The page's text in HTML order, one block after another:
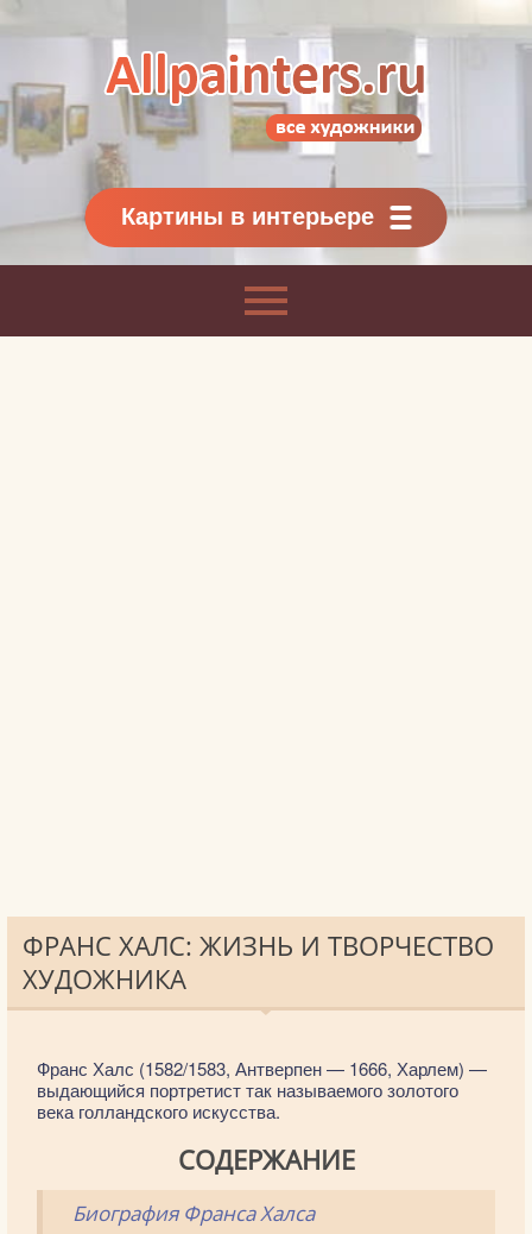
Картины классиков
и современников
Картины в интерьере
ФРАНС ХАЛС: ЖИЗНЬ И ТВОРЧЕСТВО
ХУДОЖНИКА
Франс Халс (1582/1583, Антверпен — 1666, Харлем) —
выдающийся портретист так называемого золотого
века голландского искусства.
СОДЕРЖАНИЕ
Биография Франса Халса